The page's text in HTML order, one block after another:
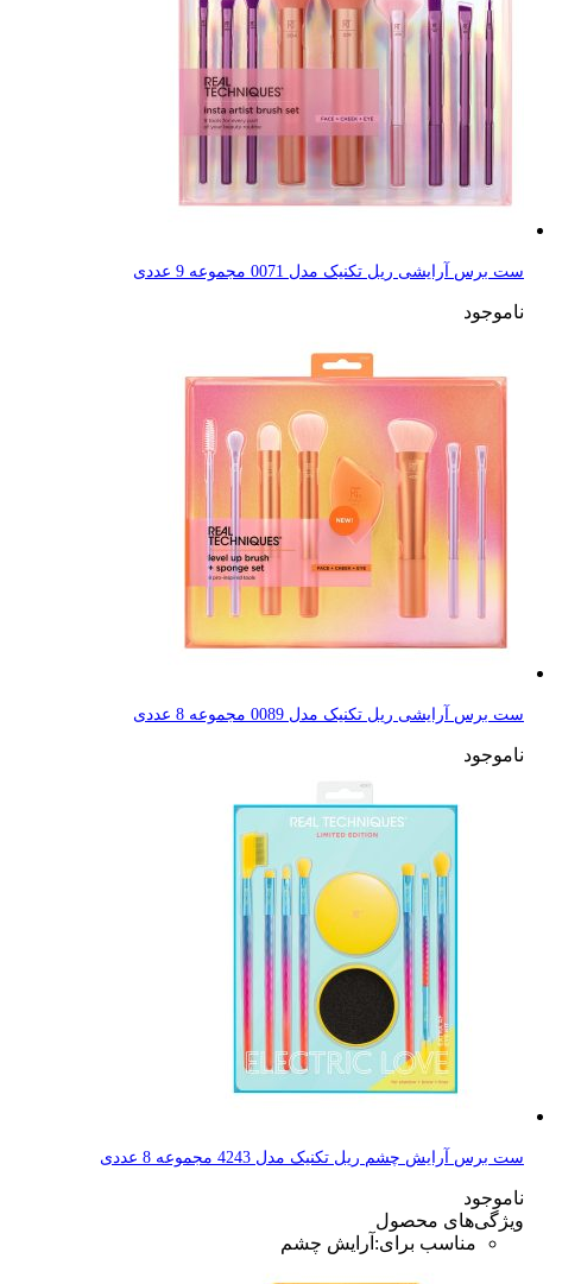
ست برس آرایشی ریل تکنیک مدل 0071 مجموعه 9 عددی
ناموجود
ست برس آرایشی ریل تکنیک مدل 0089 مجموعه 8 عددی
ناموجود
ست برس آرایش چشم ریل تکنیک مدل 4243 مجموعه 8 عددی
ناموجود
ویژگی‌های محصول
مناسب برای: آرایش چشم